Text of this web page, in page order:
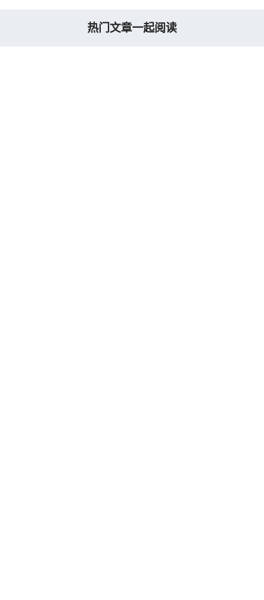
热门文章一起阅读